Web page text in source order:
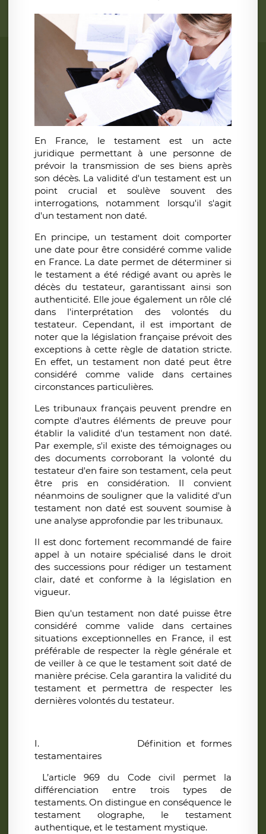
En France, le testament est un acte
juridique permettant à une personne de
prévoir la transmission de ses biens après
son décès. La validité d'un testament est un
point crucial et soulève souvent des
interrogations, notamment lorsqu'il s'agit
d'un testament non daté.
En principe, un testament doit comporter
une date pour être considéré comme valide
en France. La date permet de déterminer si
le testament a été rédigé avant ou après le
décès du testateur, garantissant ainsi son
authenticité. Elle joue également un rôle clé
dans l'interprétation des volontés du
testateur. Cependant, il est important de
noter que la législation française prévoit des
exceptions à cette règle de datation stricte.
En effet, un testament non daté peut être
considéré comme valide dans certaines
circonstances particulières.
Les tribunaux français peuvent prendre en
compte d'autres éléments de preuve pour
établir la validité d'un testament non daté.
Par exemple, s'il existe des témoignages ou
des documents corroborant la volonté du
testateur d'en faire son testament, cela peut
être pris en considération. Il convient
néanmoins de souligner que la validité d'un
testament non daté est souvent soumise à
une analyse approfondie par les tribunaux.
Il est donc fortement recommandé de faire
appel à un notaire spécialisé dans le droit
des successions pour rédiger un testament
clair, daté et conforme à la législation en
vigueur.
Bien qu'un testament non daté puisse être
considéré comme valide dans certaines
situations exceptionnelles en France, il est
préférable de respecter la règle générale et
de veiller à ce que le testament soit daté de
manière précise. Cela garantira la validité du
testament et permettra de respecter les
dernières volontés du testateur.
I.
Définition et formes
testamentaires
L’article 969 du Code civil permet la
différenciation entre trois types de
testaments. On distingue en conséquence le
testament olographe, le testament
authentique, et le testament mystique.